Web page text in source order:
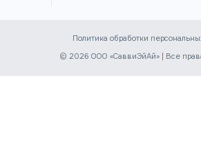
Политика обработки
© 2026 ООО «СаввиЭйАй» | Все